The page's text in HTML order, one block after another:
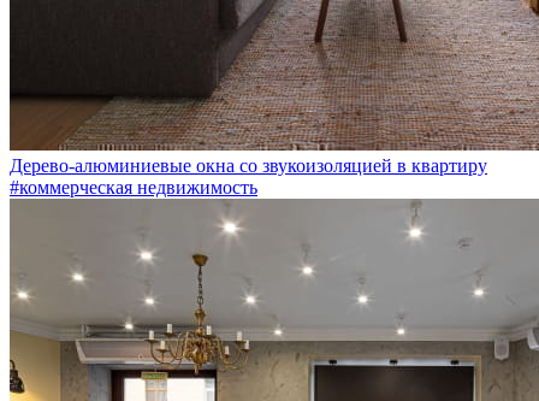
Дерево-алюминиевые окна со звукоизоляцией в квартиру
#коммерческая недвижимость